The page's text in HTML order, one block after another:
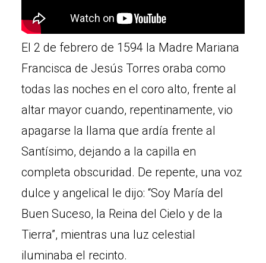
El 2 de febrero de 1594 la Madre Mariana
Francisca de Jesús Torres oraba como
todas las noches en el coro alto, frente al
altar mayor cuando, repentinamente, vio
apagarse la llama que ardía frente al
Santísimo, dejando a la capilla en
completa obscuridad. De repente, una voz
dulce y angelical le dijo: “Soy María del
Buen Suceso, la Reina del Cielo y de la
Tierra”, mientras una luz celestial
iluminaba el recinto.